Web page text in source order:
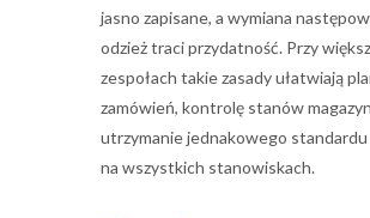
jasno zapisane, a wymiana
odzież traci przydatność. Przy
zespołach takie zasady ułatwiają
zamówień, kontrolę stanów
utrzymanie jednakowego standardu
na wszystkich stanowiskach.